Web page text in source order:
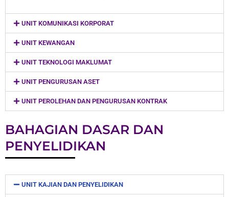
UNIT KOMUNIKASI KORPORAT
UNIT KEWANGAN
UNIT TEKNOLOGI MAKLUMAT
UNIT PENGURUSAN ASET
UNIT PEROLEHAN DAN PENGURUSAN KONTRAK
BAHAGIAN DASAR DAN
PENYELIDIKAN
UNIT KAJIAN DAN PENYELIDIKAN